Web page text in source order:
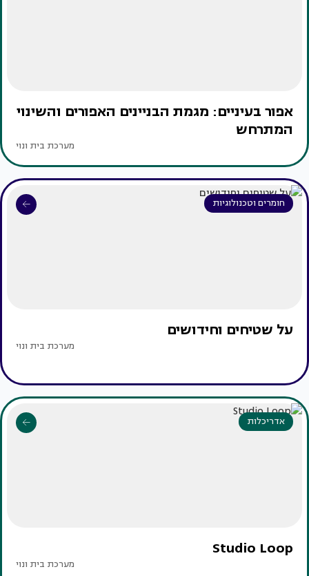
אפור בעיניים: מגמת הבניינים האפורים והשינוי
המתרחש
מערכת בית ונוי
חומרים וטכנולוגיות
על שטיחים וחידושים
מערכת בית ונוי
אדריכלות
Studio Loop
מערכת בית ונוי